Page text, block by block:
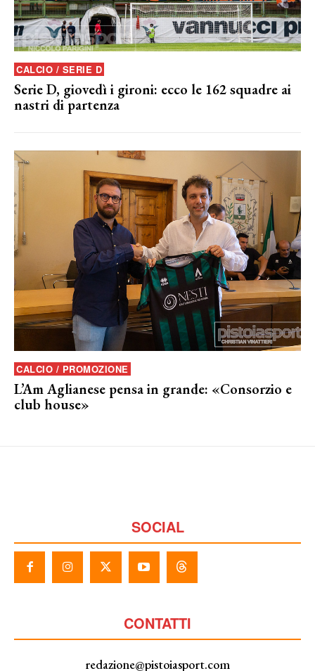
CALCIO / SERIE D
Serie D, giovedì i gironi: ecco le 162 squadre ai
nastri di partenza
CALCIO / PROMOZIONE
L’Am Aglianese pensa in grande: «Consorzio e
club house»
SOCIAL
CONTATTI
redazione@pistoiasport.com